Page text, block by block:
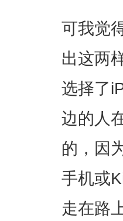
可我觉
出这两
选择了
边的人
的，因
手机或
走在路